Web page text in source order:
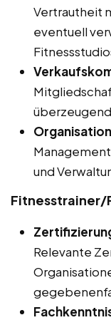
Vertrautheit
eventuell
und
Fitnesstrainer/
Relevante